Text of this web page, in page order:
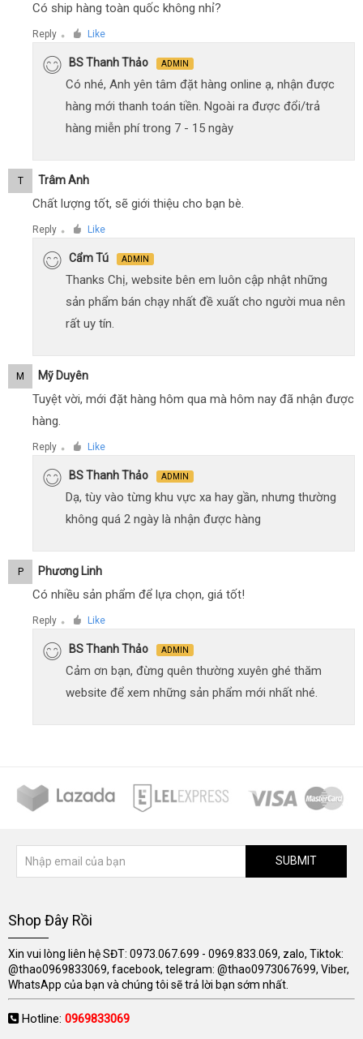
Có ship hàng toàn quốc không nhỉ?
Reply ● Like
BS Thanh Thảo ADMIN
Có nhé, Anh yên tâm đặt hàng online ạ, nhận được
hàng mới thanh toán tiền. Ngoài ra được đổi/trả
hàng miễn phí trong 7 - 15 ngày
T Trâm Anh
Chất lượng tốt, sẽ giới thiệu cho bạn bè.
Reply ● Like
Cẩm Tú ADMIN
Thanks Chị, website bên em luôn cập nhật những
sản phẩm bán chạy nhất đề xuất cho người mua nên
rất uy tín.
M Mỹ Duyên
Tuyệt vời, mới đặt hàng hôm qua mà hôm nay đã nhận được
hàng.
Reply ● Like
BS Thanh Thảo ADMIN
Dạ, tùy vào từng khu vực xa hay gần, nhưng thường
không quá 2 ngày là nhận được hàng
P Phương Linh
Có nhiều sản phẩm để lựa chọn, giá tốt!
Reply ● Like
BS Thanh Thảo ADMIN
Cảm ơn bạn, đừng quên thường xuyên ghé thăm
website để xem những sản phẩm mới nhất nhé.
SUBMIT
Shop Đây Rồi
Xin vui lòng liên hệ SĐT: 0973.067.699 - 0969.833.069, zalo, Tiktok:
@thao0969833069, facebook, telegram: @thao0973067699, Viber,
WhatsApp của bạn và chúng tôi sẽ trả lời bạn sớm nhất.
Hotline: 0969833069